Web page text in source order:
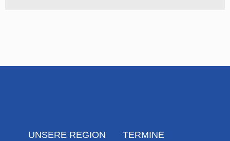
UNSERE REGION TERMINE